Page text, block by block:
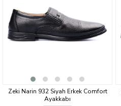
Zeki Narin 932 Siyah Erkek Comfort
Ayakkabı